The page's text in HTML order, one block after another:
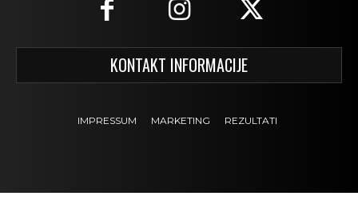
KONTAKT INFORMACIJE
IMPRESSUM MARKETING REZULTATI